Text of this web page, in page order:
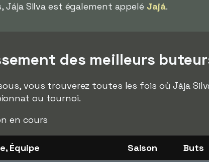
Jája Silva est également appelé Jajá.
des meilleurs
vous trouverez toutes les fois où Jája
ou tournoi.
en cours
Équipe Saison Buts